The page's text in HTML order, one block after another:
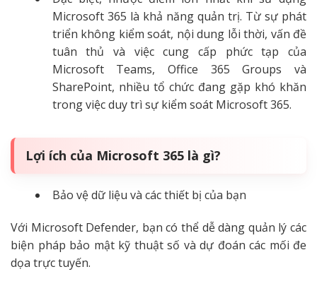
Microsoft 365 là khả năng quản trị. Từ sự phát
triển không kiểm soát, nội dung lỗi thời, vấn đề
tuân thủ và việc cung cấp phức tạp của
Microsoft Teams, Office 365 Groups và
SharePoint, nhiều tổ chức đang gặp khó khăn
trong việc duy trì sự kiểm soát Microsoft 365.
Lợi ích của Microsoft 365 là gì?
Bảo vệ dữ liệu và các thiết bị của bạn
Với Microsoft Defender, bạn có thể dễ dàng quản lý các
biện pháp bảo mật kỹ thuật số và dự đoán các mối đe
dọa trực tuyến.